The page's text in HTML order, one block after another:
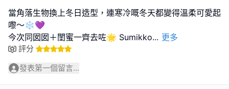
當角落生物換上冬日造型，連寒冷嘅冬天都變得溫柔可愛起
嚟～❄️💜
今次同囡囡＋閨蜜一齊去咗🌟 Sumikko... 更多
評分
發表第一個留言...